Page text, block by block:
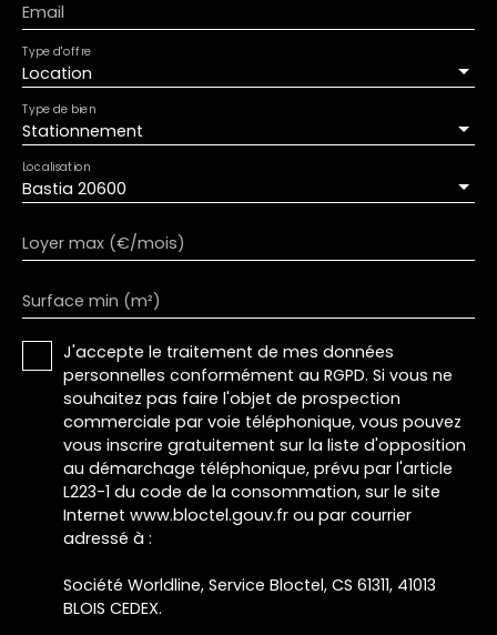
Email
Location
Type d'offre
Stationnement
Type de bien
Bastia 20600
Localisation
Loyer max (€/mois)
Surface min (m²)
J'accepte le traitement de mes données
personnelles conformément au RGPD. Si vous ne
souhaitez pas faire l'objet de prospection
commerciale par voie téléphonique, vous pouvez
vous inscrire gratuitement sur la liste d'opposition
au démarchage téléphonique, prévu par l'article
L223-1 du code de la consommation, sur le site
Internet www.bloctel.gouv.fr ou par courrier
adressé à :
Société Worldline, Service Bloctel, CS 61311, 41013
BLOIS CEDEX.